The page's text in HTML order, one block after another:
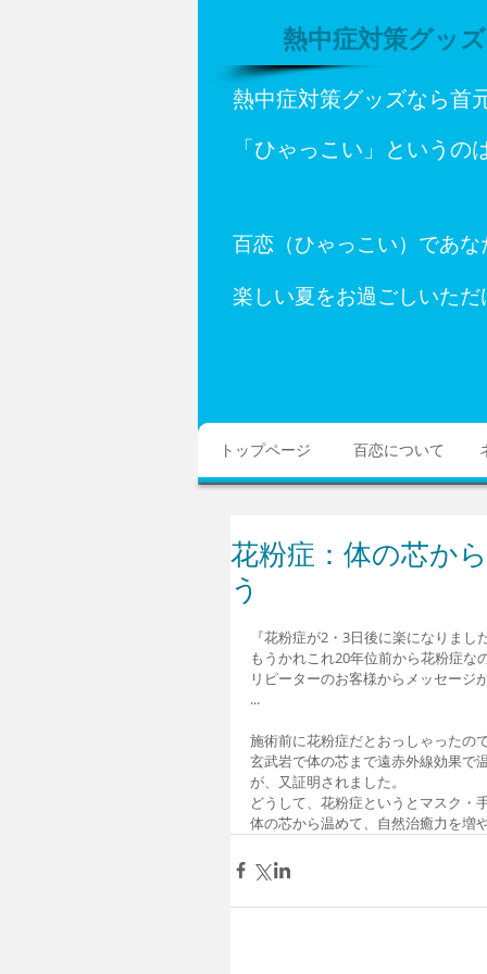
熱中症対策グッ
熱中症対策グッズなら首
「ひゃっこい」というの
百恋（ひゃっこい）であ
楽しい夏をお過ごしいただ
トップページ 百恋について
花粉症：体の芯か
う
『花粉症が2・3日後に楽になりまし
もうかれこれ20年位前から花粉症な
リピーターのお客様からメッセージ
...
施術前に花粉症だとおっしゃったの
玄武岩で体の芯まで遠赤外線効果で
が、又証明されました。
どうして、花粉症というとマスク・
体の芯から温めて、自然治癒力を増